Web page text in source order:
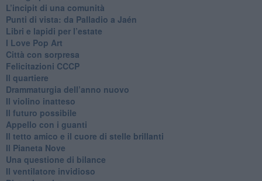
​L’incipit di una comunità
Punti di vista: da Palladio a Jaén
​Libri e lapidi per l’estate
​I Love Pop Art
Città con sorpresa
Felicitazioni CCCP
​Il quartiere
​Drammaturgia dell’anno nuovo
​Il violino inatteso
​Il futuro possibile
​Appello con i guanti
​Il tetto amico e il cuore di stelle brillanti
​Il Pianeta Nove
​Una questione di bilance
​Il ventilatore invidioso